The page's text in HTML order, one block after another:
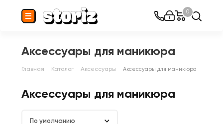
0
Аксессуары для маникюра
Главная Каталог Аксессуары Аксессуары для маникюра
Аксессуары для маникюра
По умолчанию